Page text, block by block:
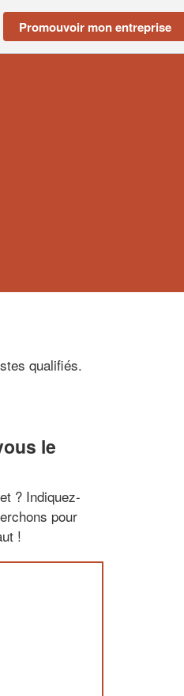
Promouvoir mon entreprise
qualifiés.
le
? Indiquez-
pour
!